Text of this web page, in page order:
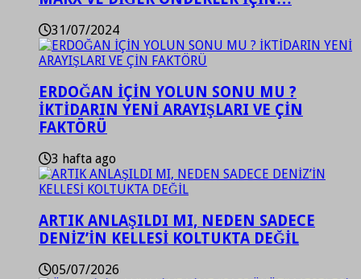
31/07/2024
ERDOĞAN İÇİN YOLUN SONU MU ?
İKTİDARIN YENİ ARAYIŞLARI VE ÇİN
FAKTÖRÜ
3 hafta ago
ARTIK ANLAŞILDI MI, NEDEN SADECE
DENİZ’İN KELLESİ KOLTUKTA DEĞİL
05/07/2026